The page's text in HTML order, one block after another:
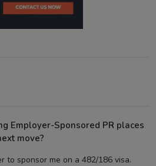
Employer-Sponsored PR places
move?
to sponsor me on a 482/186 visa.